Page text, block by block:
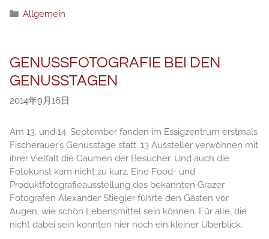
分
Allgemein
GENUSSFOTOGRAFIE BEI DEN
GENUSSTAGEN
2014年9月16日
Am 13. und 14. September fanden im Essigzentrum erstmals
Fischerauer’s Genusstage statt. 13 Aussteller verwöhnen mit
ihrer Vielfalt die Gaumen der Besucher. Und auch die
Fotokunst kam nicht zu kurz. Eine Food- und
Produktfotografieausstellung des bekannten Grazer
Fotografen Alexander Stiegler führte den Gästen vor
Augen, wie schön Lebensmittel sein können. Für alle, die
nicht dabei sein konnten hier noch ein kleiner Überblick.